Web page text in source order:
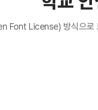
Font License) 방식으로